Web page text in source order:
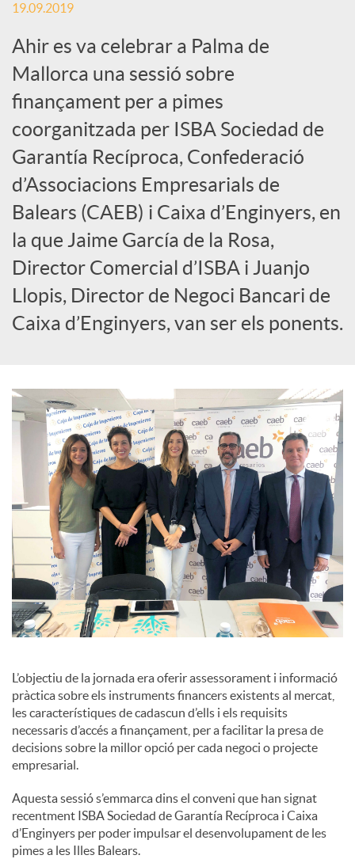
s
S
o
c
i
a
l
s
19.09.2019
Ahir es va celebrar a Palma de
Mallorca una sessió sobre
finançament per a pimes
coorganitzada per ISBA Sociedad de
Garantía Recíproca, Confederació
d’Associacions Empresarials de
Balears (CAEB) i Caixa d’Enginyers, en
la que Jaime García de la Rosa,
Director Comercial d’ISBA i Juanjo
Llopis, Director de Negoci Bancari de
Caixa d’Enginyers, van ser els ponents.
L’objectiu de la jornada era oferir assessorament i informació
pràctica sobre els instruments financers existents al mercat,
les característiques de cadascun d’ells i els requisits
necessaris d’accés a finançament, per a facilitar la presa de
decisions sobre la millor opció per cada negoci o projecte
empresarial.
Aquesta sessió s’emmarca dins el conveni que han signat
recentment ISBA Sociedad de Garantía Recíproca i Caixa
d’Enginyers per poder impulsar el desenvolupament de les
pimes a les Illes Balears.